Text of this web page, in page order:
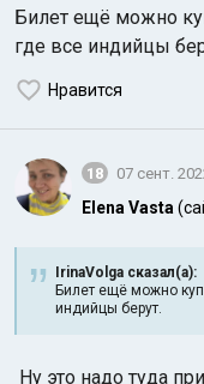
Билет ещё можно
где все индийцы
Нравится
18 07 сент.
Elena Vasta
IrinaVolga сказал(а):
Билет ещё можно
индийцы берут.
Ну это надо туда